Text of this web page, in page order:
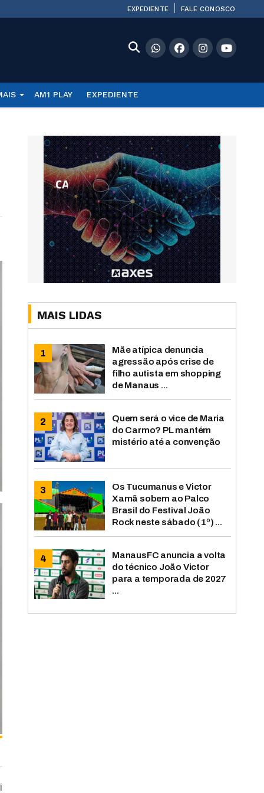
EXPEDIENTE FALE CONOSCO
AM1 PLAY EXPEDIENTE
MAIS LIDAS
Mãe atípica denuncia
agressão após crise de
filho autista em shopping
de Manaus ...
Quem será o vice de Maria
do Carmo? PL mantém
mistério até a convenção
Os Tucumanus e Victor
Xamã sobem ao Palco
Brasil do Festival João
Rock neste sábado (1º) ...
ManausFC anuncia a volta
do técnico João Victor
para a temporada de 2027
...